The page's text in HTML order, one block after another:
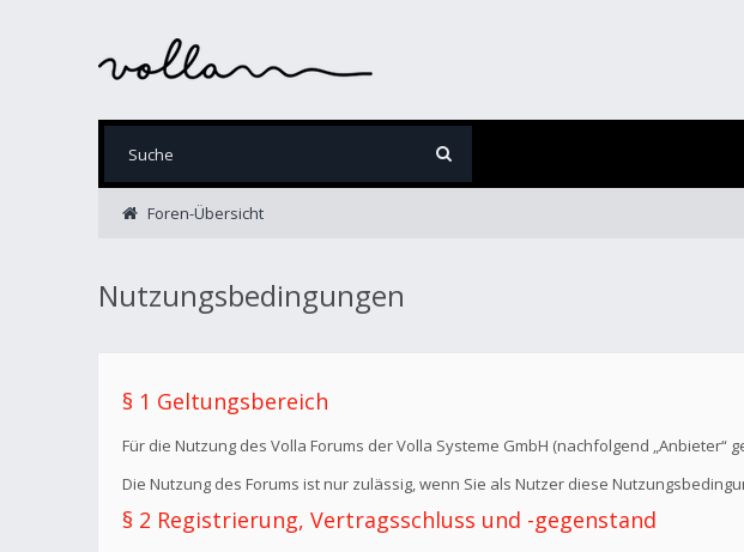
Foren-Übersicht
Nutzungsbedingungen
§ 1 Geltungsbereich
Für die Nutzung des Volla Forums der Volla Systeme GmbH (nachfolgend „Anbieter“
Die Nutzung des Forums ist nur zulässig, wenn Sie als Nutzer diese
§ 2 Registrierung, Vertragsschluss und -gegenstand